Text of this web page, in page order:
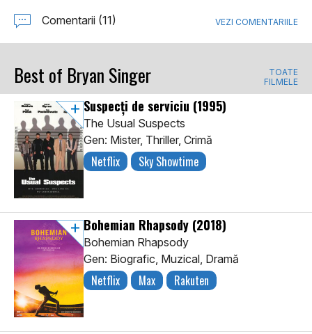
Comentarii (11) VEZI COMENTARIILE
Best of Bryan Singer
TOATE
FILMELE
Suspecți de serviciu (1995)
The Usual Suspects
Gen: Mister, Thriller, Crimă
Netflix Sky Showtime
Bohemian Rhapsody (2018)
Bohemian Rhapsody
Gen: Biografic, Muzical, Dramă
Netflix Max Rakuten